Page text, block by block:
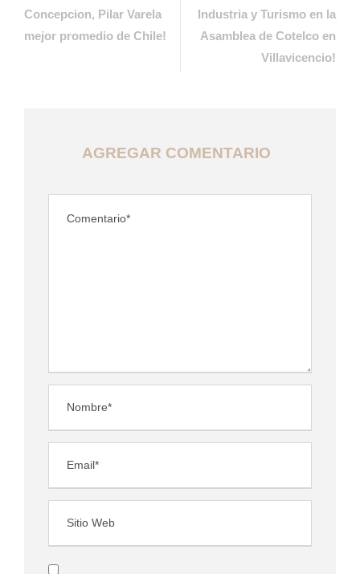
Concepcion, Pilar Varela
mejor promedio de Chile!
Industria y Turismo en la
Asamblea de Cotelco en
Villavicencio!
AGREGAR COMENTARIO